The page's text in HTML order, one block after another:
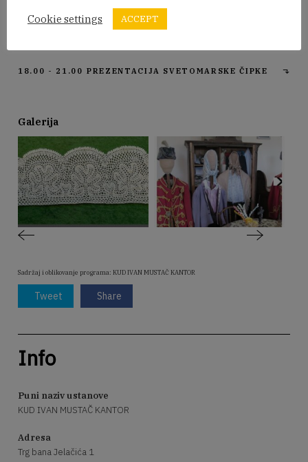
18.00 - 21.00
PAPIRA
18.00 - 21.00 PREZENTACIJA SVETOMARSKE ČIPKE
Galerija
Sadržaj i oblikovanje programa: KUD IVAN MUSTAČ KANTOR
Tweet Share
Info
Puni naziv ustanove
KUD IVAN MUSTAČ KANTOR
Adresa
Trg bana Jelačića 1
Cookie settings
ACCEPT